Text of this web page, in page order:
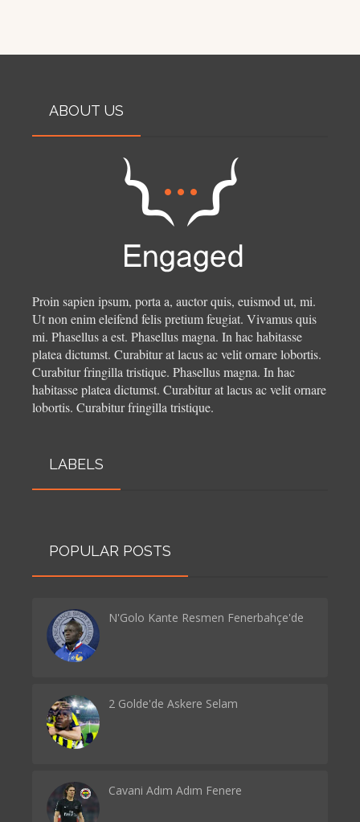
ABOUT US
Proin sapien ipsum, porta a, auctor quis, euismod ut, mi.
Ut non enim eleifend felis pretium feugiat. Vivamus quis
mi. Phasellus a est. Phasellus magna. In hac habitasse
platea dictumst. Curabitur at lacus ac velit ornare lobortis.
Curabitur fringilla tristique. Phasellus magna. In hac
habitasse platea dictumst. Curabitur at lacus ac velit ornare
lobortis. Curabitur fringilla tristique.
LABELS
POPULAR POSTS
N'Golo Kante Resmen Fenerbahçe'de
2 Golde'de Askere Selam
Cavani Adım Adım Fenere